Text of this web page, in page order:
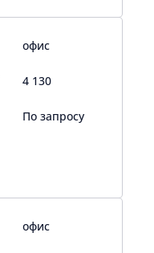
офис
4 130
По запросу
офис